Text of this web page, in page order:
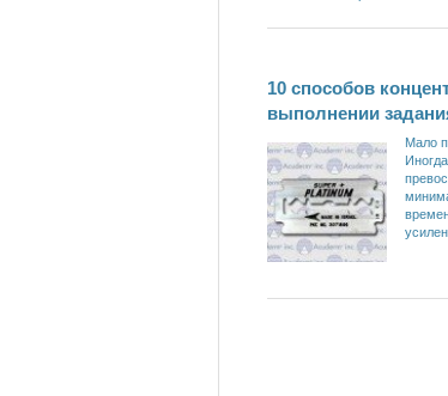
10 способов
выполнении
Мало